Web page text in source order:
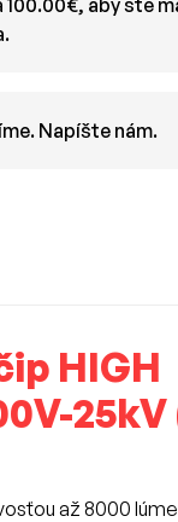
Napíšte nám.
HIGH
25kV
až 8000